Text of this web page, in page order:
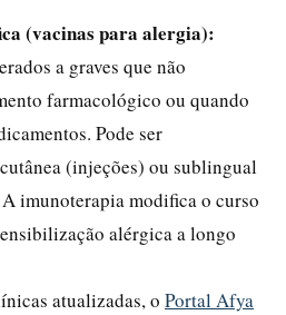
(vacinas para alergia):
a graves que não
farmacológico ou quando
Pode ser
(injeções) ou sublingual
imunoterapia modifica o curso
alérgica a longo
atualizadas, o Portal Afya